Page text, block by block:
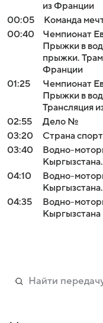
из Франции
00:05
Команда
00:40
Чемпионат
Прыжки в
прыжки.
Франции
01:25
Чемпионат
Прыжки в
Трансляция
02:55
Дело №
03:20
Страна
03:40
Водно-
04:10
Водно-
04:35
Водно-
Кыргызстана